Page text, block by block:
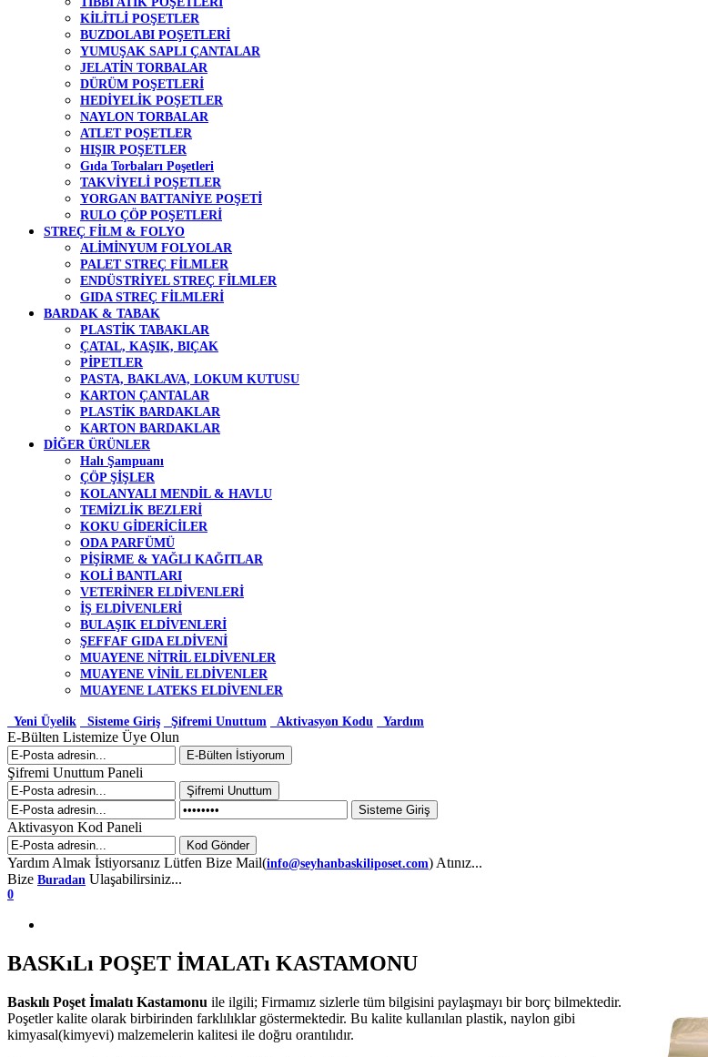
KİLİTLİ POŞETLER
BUZDOLABI POŞETLERİ
YUMUŞAK SAPLI ÇANTALAR
JELATİN TORBALAR
DÜRÜM POŞETLERİ
HEDİYELİK POŞETLER
NAYLON TORBALAR
ATLET POŞETLER
HIŞIR POŞETLER
Gıda Torbaları Poşetleri
TAKVİYELİ POŞETLER
YORGAN BATTANİYE POŞETİ
RULO ÇÖP POŞETLERİ
STREÇ FİLM & FOLYO
ALİMİNYUM FOLYOLAR
PALET STREÇ FİLMLER
ENDÜSTRİYEL STREÇ FİLMLER
GIDA STREÇ FİLMLERİ
BARDAK & TABAK
PLASTİK TABAKLAR
ÇATAL, KAŞIK, BIÇAK
PİPETLER
PASTA, BAKLAVA, LOKUM KUTUSU
KARTON ÇANTALAR
PLASTİK BARDAKLAR
KARTON BARDAKLAR
DİĞER ÜRÜNLER
Halı Şampuanı
ÇÖP ŞİŞLER
KOLANYALI MENDİL & HAVLU
TEMİZLİK BEZLERİ
KOKU GİDERİCİLER
ODA PARFÜMÜ
PİŞİRME & YAĞLI KAĞITLAR
KOLİ BANTLARI
VETERİNER ELDİVENLERİ
İŞ ELDİVENLERİ
BULAŞIK ELDİVENLERİ
ŞEFFAF GIDA ELDİVENİ
MUAYENE NİTRİL ELDİVENLER
MUAYENE VİNİL ELDİVENLER
MUAYENE LATEKS ELDİVENLER
Yeni Üyelik Sisteme Giriş Şifremi Unuttum Aktivasyon Kodu Yardım
E-Bülten Listemize Üye Olun
Şifremi Unuttum Paneli
Aktivasyon Kod Paneli
Yardım Almak İstiyorsanız Lütfen Bize Mail(info@seyhanbaskiliposet.com) Atınız...
Bize Buradan Ulaşabilirsiniz...
0
BASKıLı POŞET İMALATı KASTAMONU
Baskılı Poşet İmalatı Kastamonu ile ilgili; Firmamız sizlerle tüm bilgisini paylaşmayı bir borç bilmektedir.
Poşetler kalite olarak birbirinden farklılıklar göstermektedir. Bu kalite kullanılan plastik, naylon gibi
kimyasal(kimyevi) malzemelerin kalitesi ile doğru orantılıdır.